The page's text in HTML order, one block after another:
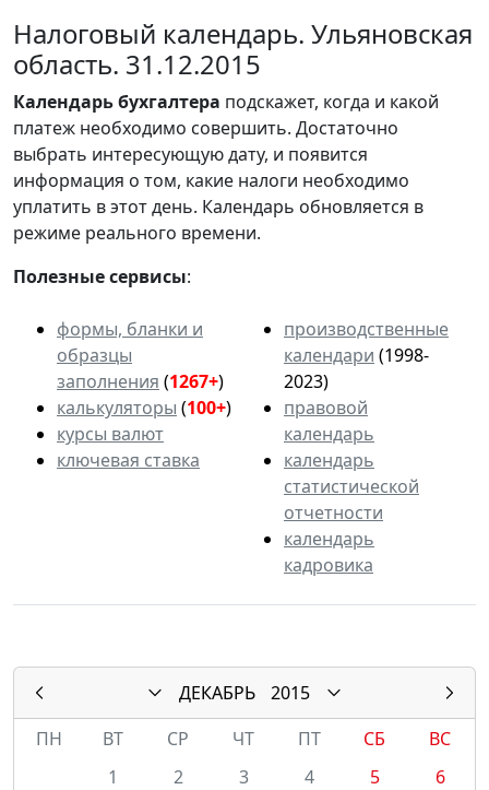
Налоговый календарь. Ульяновская
область. 31.12.2015
Календарьбухгалтера подскажет, когда и какой
платеж необходимо совершить. Достаточно
выбрать интересующую дату, и появится
информация о том, какие налоги необходимо
уплатить в этот день. Календарь обновляется в
режиме реального времени.
Полезные сервисы:
формы, бланки и
образцы
заполнения (1267+)
калькуляторы (100+)
курсы валют
ключевая ставка
производственные
календари (1998-
2023)
правовой
календарь
календарь
статистической
отчетности
календарь
кадровика
ДЕКАБРЬ
2015
ПН
ВТ СР ЧТ ПТ СБ
ВС
1
2 3 4 5
6